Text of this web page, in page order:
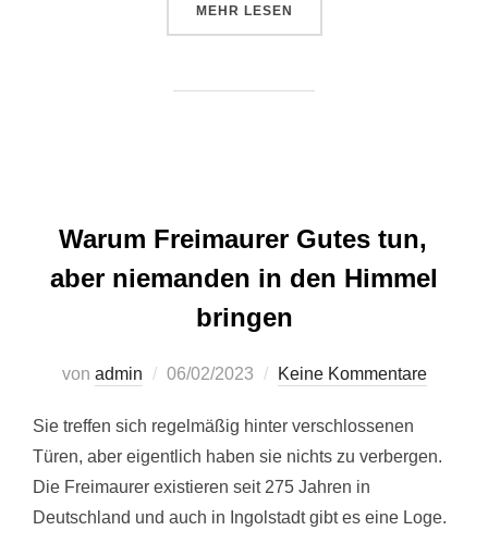
MEHR ÜBER “TEMPEL DER
LESEN
Warum Freimaurer Gutes tun,
aber niemanden in den Himmel
bringen
von admin
Veröffentlicht
06/02/2023 Keine Kommentare
Sie treffen sich regelmäßig hinter verschlossenen
Türen, aber eigentlich haben sie nichts zu verbergen.
Die Freimaurer existieren seit 275 Jahren in
Deutschland und auch in Ingolstadt gibt es eine Loge.